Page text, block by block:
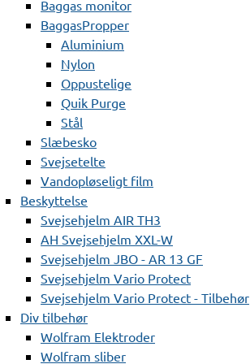
Baggas monitor
BaggasPropper
Aluminium
Nylon
Oppustelige
Quik Purge
Stål
Slæbesko
Svejsetelte
Vandopløseligt film
Beskyttelse
Svejsehjelm AIR TH3
AH Svejsehjelm XXL-W
Svejsehjelm JBO - AR 13 GF
Svejsehjelm Vario Protect
Svejsehjelm Vario Protect - Tilbehør
Div tilbehør
Wolfram Elektroder
Wolfram sliber